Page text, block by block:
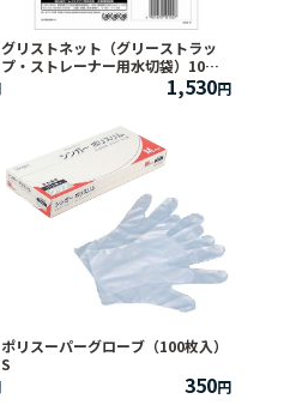
グリストネット（グリーストラッ
プ・ストレーナー用水切袋）10枚
1,530
ポリスーパーグローブ（100枚入）
S
350